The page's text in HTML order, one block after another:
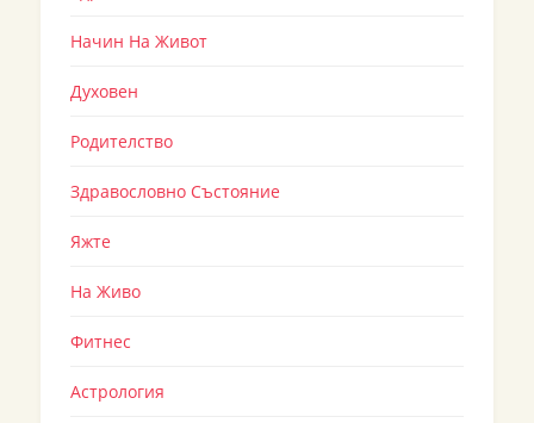
Начин На Живот
Духовен
Родителство
Здравословно Състояние
Яжте
На Живо
Фитнес
Астрология